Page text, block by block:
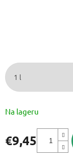
€9,45
Na lageru